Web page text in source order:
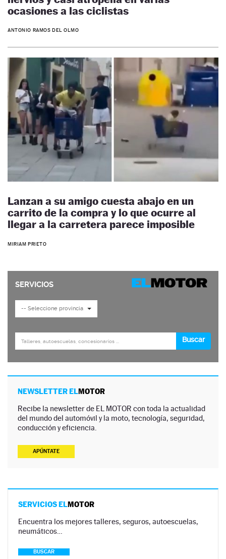
ocasiones a las ciclistas
ANTONIO RAMOS DEL OLMO
Lanzan a su amigo cuesta abajo en un
carrito de la compra y lo que ocurre al
llegar a la carretera parece imposible
MIRIAM PRIETO
NEWSLETTER ELMOTOR
Recibe la newsletter de EL MOTOR con toda la actualidad
del mundo del automóvil y la moto, tecnología, seguridad,
conducción y eficiencia.
APÚNTATE
SERVICIOS ELMOTOR
Encuentra los mejores talleres, seguros, autoescuelas,
neumáticos…
BUSCAR